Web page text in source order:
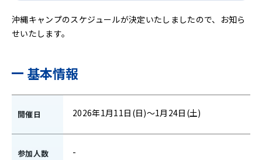
沖縄キャンプのスケジュールが決定いたしましたので、お知ら
せいたします。
基本情報
開催日 2026年1月11日(日)～1月24日(土)
参加人数 -